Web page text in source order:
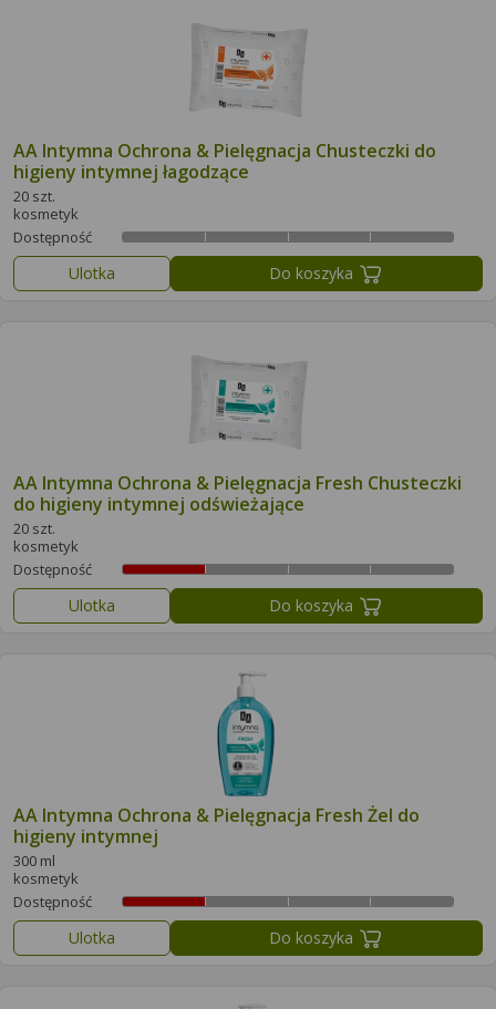
AA Intymna Ochrona & Pielęgnacja Chusteczki do
higieny intymnej łagodzące
20 szt.
kosmetyk
Dostępność
Ulotka Do koszyka
AA Intymna Ochrona & Pielęgnacja Fresh Chusteczki
do higieny intymnej odświeżające
20 szt.
kosmetyk
Dostępność
Ulotka Do koszyka
AA Intymna Ochrona & Pielęgnacja Fresh Żel do
higieny intymnej
300 ml
kosmetyk
Dostępność
Ulotka Do koszyka